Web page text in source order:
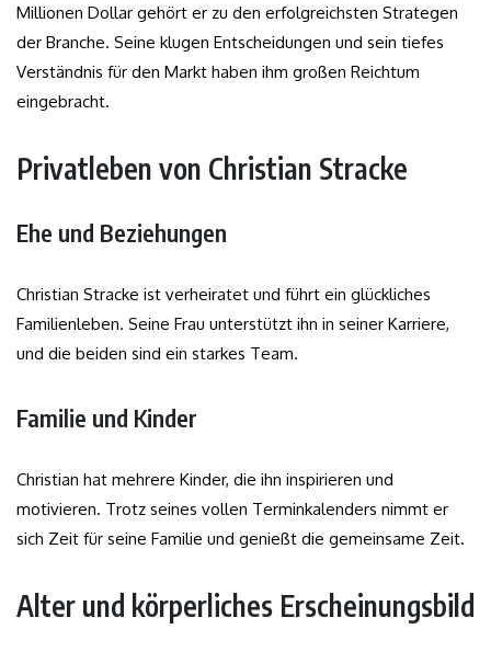
Millionen Dollar gehört er zu den erfolgreichsten Strategen
der Branche. Seine klugen Entscheidungen und sein tiefes
Verständnis für den Markt haben ihm großen Reichtum
eingebracht.
Privatleben von Christian Stracke
Ehe und Beziehungen
Christian Stracke ist verheiratet und führt ein glückliches
Familienleben. Seine Frau unterstützt ihn in seiner Karriere,
und die beiden sind ein starkes Team.
Familie und Kinder
Christian hat mehrere Kinder, die ihn inspirieren und
motivieren. Trotz seines vollen Terminkalenders nimmt er
sich Zeit für seine Familie und genießt die gemeinsame Zeit.
Alter und körperliches Erscheinungsbild